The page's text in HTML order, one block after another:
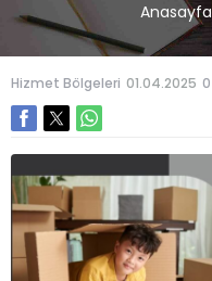
Anasayfa
Hizmet Bölgeleri 01.04.2025 0